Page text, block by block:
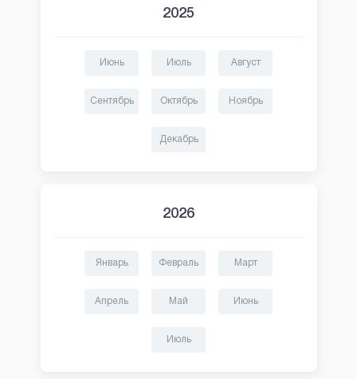
2025
Июнь Июль Август
Сентябрь Октябрь Ноябрь
Декабрь
2026
Январь Февраль Март
Апрель Май Июнь
Июль